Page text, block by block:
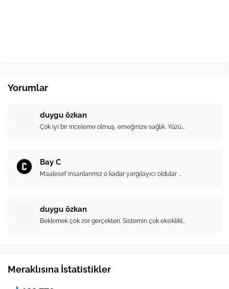
Yorumlar
duygu özkan
Çok iyi bir inceleme olmuş, emeğinize sağlık. Yüzü...
Bay C
Maalesef insanlarımız o kadar yargılayıcı oldular ...
duygu özkan
Beklemek çok zor gerçekten. Sistemin çok eksiklikl...
Meraklısına İstatistikler